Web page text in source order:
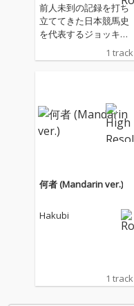
前人未到の記録を打ち
立ててきた日本競馬史
を代表するジョッキ
40年を記念して開催さ
るムービー『The Derb
y Dream Goes ON〜鳴
りやまないダービーの
1 track
何者 (Mandarin ver.)
Hakubi
1 track